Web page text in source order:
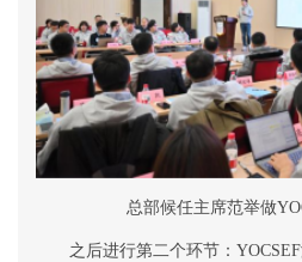
总部候任主席范举做
之后进行第二个环节： YOCSEF